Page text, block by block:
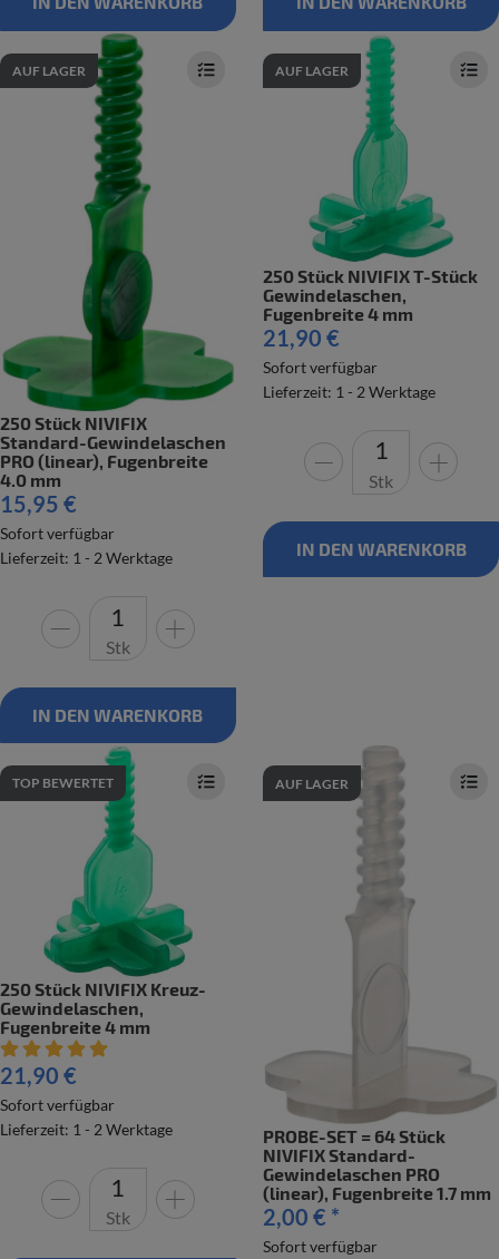
AUF LAGER
250 Stück NIVIFIX
Standard-Gewindelaschen
PRO (linear), Fugenbreite
4.0 mm
15,95 €
Sofort verfügbar
Lieferzeit: 1 - 2 Werktage
Stk
IN DEN WARENKORB
AUF LAGER
250 Stück NIVIFIX T-Stück
Gewindelaschen,
Fugenbreite 4 mm
21,90 €
Sofort verfügbar
Lieferzeit: 1 - 2 Werktage
Stk
IN DEN WARENKORB
TOP BEWERTET
250 Stück NIVIFIX Kreuz-
Gewindelaschen,
Fugenbreite 4 mm
Artikelbewertung: 5 von 5 Sterne
21,90 €
Sofort verfügbar
Lieferzeit: 1 - 2 Werktage
Stk
AUF LAGER
PROBE-SET = 64 Stück
NIVIFIX Standard-
Gewindelaschen PRO
(linear), Fugenbreite 1.7 mm
2,00 € *
Sofort verfügbar